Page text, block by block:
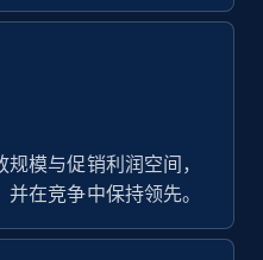
Gtin,
reviews, and
立即开始
模与促销利润空间，
在竞争中保持领先。